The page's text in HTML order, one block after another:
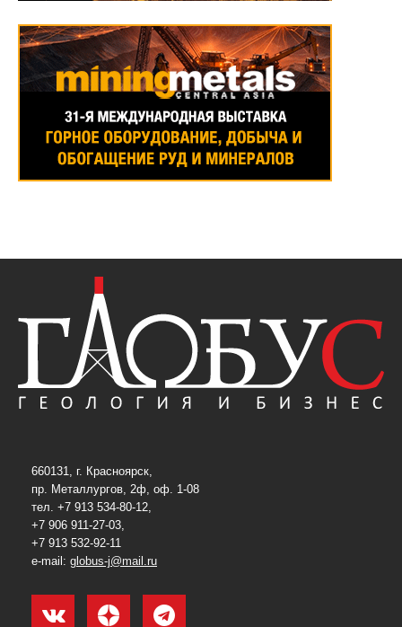
660131, г. Красноярск,
пр. Металлургов, 2ф, оф. 1-08
тел. +7 913 534-80-12,
+7 906 911-27-03,
+7 913 532-92-11
e-mail: globus-j@mail.ru